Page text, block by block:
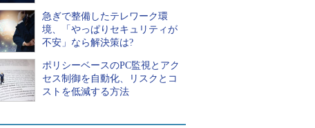
急ぎで整備したテレワーク環
境、「やっぱりセキュリティが
不安」なら解決策は?
ポリシーベースのPC監視とアク
セス制御を自動化、リスクとコ
ストを低減する方法